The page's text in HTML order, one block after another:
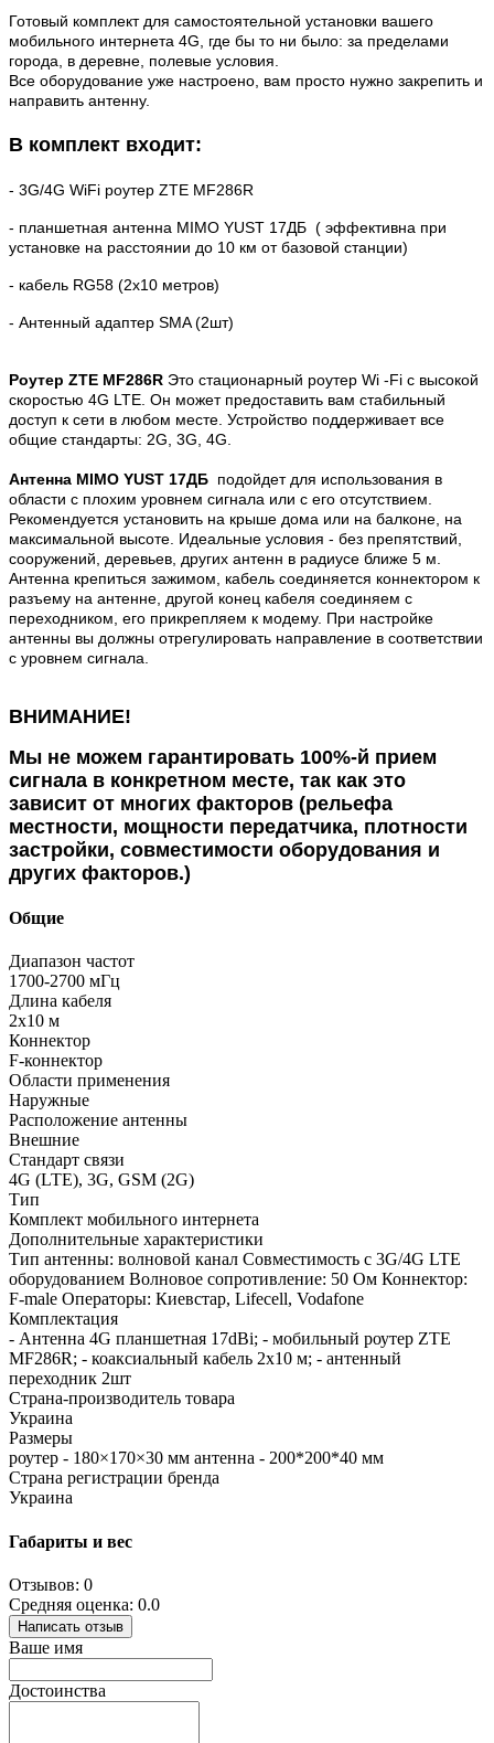
Готовый комплект для самостоятельной установки вашего
мобильного интернета 4G, где бы то ни было: за пределами
города, в деревне, полевые условия.
Все оборудование уже настроено, вам просто нужно закрепить и
направить антенну.
В комплект входит:
- 3G/4G WiFi роутер ZTE MF286R
- планшетная антенна MIMO YUST 17ДБ ( эффективна при
установке на расстоянии до 10 км от базовой станции)
- кабель RG58 (2х10 метров)
- Антенный адаптер SMA (2шт)
Роутер ZTE MF286R Это стационарный роутер Wi -Fi с высокой
скоростью 4G LTE. Он может предоставить вам стабильный
доступ к сети в любом месте. Устройство поддерживает все
общие стандарты: 2G, 3G, 4G.
Антенна MIMO YUST 17ДБ подойдет для использования в
области с плохим уровнем сигнала или с его отсутствием.
Рекомендуется установить на крыше дома или на балконе, на
максимальной высоте. Идеальные условия - без препятствий,
сооружений, деревьев, других антенн в радиусе ближе 5 м.
Антенна крепиться зажимом, кабель соединяется коннектором к
разъему на антенне, другой конец кабеля соединяем с
переходником, его прикрепляем к модему. При настройке
антенны вы должны отрегулировать направление в соответствии
с уровнем сигнала.
ВНИМАНИЕ!
Мы не можем гарантировать 100%-й прием
сигнала в конкретном месте, так как это
зависит от многих факторов (рельефа
местности, мощности передатчика, плотности
застройки, совместимости оборудования и
других факторов.)
Общие
Диапазон частот
1700-2700 мГц
Длина кабеля
2х10 м
Коннектор
F-коннектор
Области применения
Наружные
Расположение антенны
Внешние
Стандарт связи
4G (LTE), 3G, GSM (2G)
Тип
Комплект мобильного интернета
Дополнительные характеристики
Тип антенны: волновой канал Совместимость с 3G/4G LTE
оборудованием Волновое сопротивление: 50 Ом Коннектор:
F-male Операторы: Киевстар, Lifecell, Vodafone
Комплектация
- Антенна 4G планшетная 17dBi; - мобильный роутер ZTE
MF286R; - коаксиальный кабель 2х10 м; - антенный
переходник 2шт
Страна-производитель товара
Украина
Размеры
роутер - 180×170×30 мм антенна - 200*200*40 мм
Страна регистрации бренда
Украина
Габариты и вес
Отзывов: 0
Средняя оценка: 0.0
Написать отзыв
Ваше имя
Достоинства